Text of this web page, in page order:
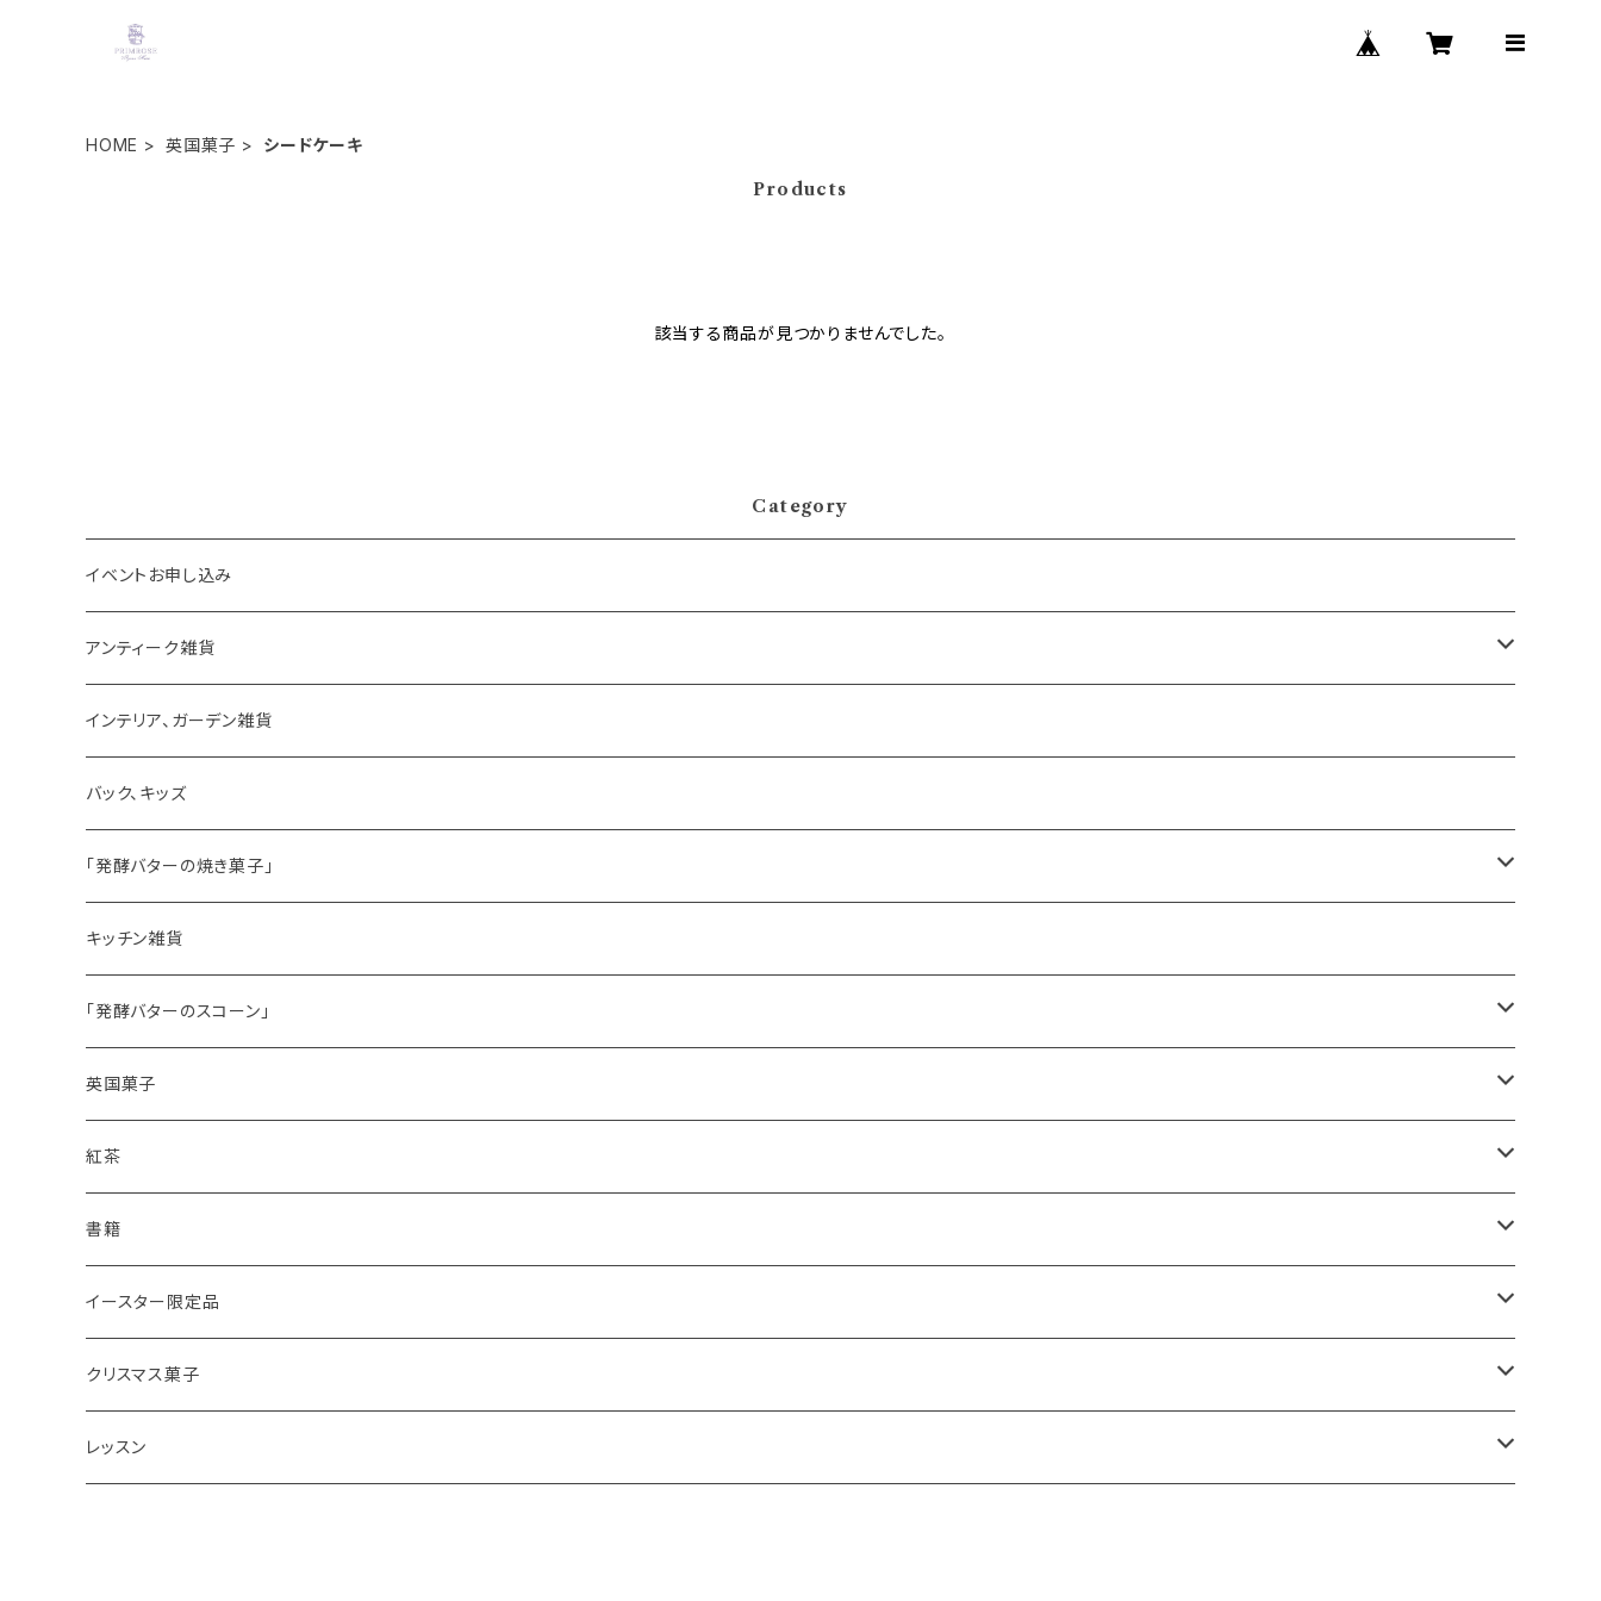
HOME 英国菓子 シードケーキ
Products
該当する商品が見つかりませんでした。
Category
イベントお申し込み
アンティーク雑貨
ゼリーモールド
コンポート
ハマースレイ
インテリア、ガーデン雑貨
バック、キッズ
「発酵バターの焼き菓子」
バターサンドクッキー
シードケーキ
レモンドリズルケーキ
オーガニックラベンダー
ルバーブ
アールグレイ
いちご
キッチン雑貨
「発酵バターのスコーン」
プレーンスコーン
スコーンギフト
スコーンと紅茶のギフト
アールグレイティースコーン
チーズスコーン
オーガニックラベンダー
抹茶と小豆
栗のスコーン
英国菓子
レモンドリズルケーキ
バナナブレッド
ウエリッシュケーキ
ヴィクトリアサンドイッチケーキ
オレンジとポピーシードのケーキ
紅茶
アールグレイ
リーフ
ティーバッグ
セイロンティー
ディンブラ
ウバ
紅茶ギフト
紅茶・お菓子ギフト
薔薇の紅茶
書籍
インテリア
紅茶缶
本
イースター限定品
ビスケット・クッキー
アイシングクッキー
クリスマス菓子
ミンスパイ
レッスン